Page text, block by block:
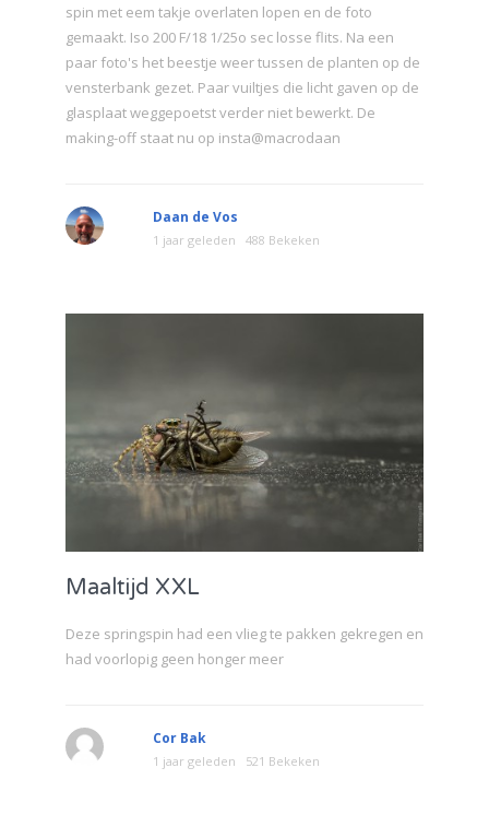
spin met eem takje overlaten lopen en de foto
gemaakt. Iso 200 F/18 1/25o sec losse flits. Na een
paar foto's het beestje weer tussen de planten op de
vensterbank gezet. Paar vuiltjes die licht gaven op de
glasplaat weggepoetst verder niet bewerkt. De
making-off staat nu op insta@macrodaan
Daan de Vos
1 jaar geleden 488 Bekeken
Maaltijd XXL
Deze springspin had een vlieg te pakken gekregen en
had voorlopig geen honger meer
Cor Bak
1 jaar geleden 521 Bekeken